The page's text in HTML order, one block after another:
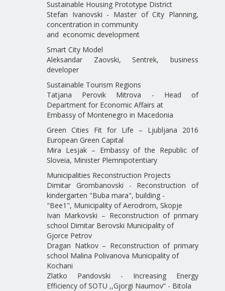
Sustainable Housing Prototype District
Stefan Ivanovski - Master of City Planning,
concentration in community
and economic development
Smart City Model
Aleksandar Zaovski, Sentrek, business
developer
Sustainable Tourism Regions
Tatjana Perovik Mitrova - Head of
Department for Economic Affairs at
Embassy of Montenegro in Macedonia
Green Cities Fit for Life – Ljubljana 2016
European Green Capital
Mira Lesjak – Embassy of the Republic of
Sloveia, Minister Plemnipotentiary
Municipalities Reconstruction Projects
Dimitar Grombanovski - Reconstruction of
kindergarten "Buba mara", building -
"Bee1", Municipality of Aerodrom, Skopje
Ivan Markovski – Reconstruction of primary
school Dimitar Berovski Municipality of
Gjorce Petrov
Dragan Natkov – Reconstruction of primary
school Malina Polivanova Municipality of
Kochani
Zlatko Pandovski - Increasing Energy
Efficiency of SOTU ,,Gjorgi Naumov“ - Bitola